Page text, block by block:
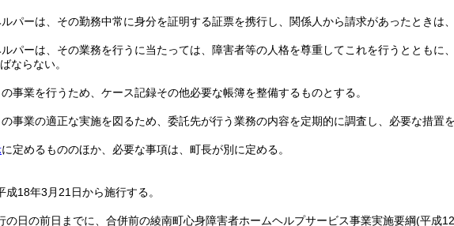
パーは、その勤務中常に身分を証明する証票を携行し、関係人から請求があったときは
パーは、その業務を行うに当たっては、障害者等の人格を尊重してこれを行うとともに
ならない。
事業を行うため、ケース記録その他必要な帳簿を整備するものとする。
事業の適正な実施を図るため、委託先が行う業務の内容を定期的に調査し、必要な措置
に定めるもののほか、必要な事項は、町長が別に定める。
成18年3月21日から施行する。
の日の前日までに、合併前の綾南町心身障害者ホームヘルプサービス事業実施要綱(平成